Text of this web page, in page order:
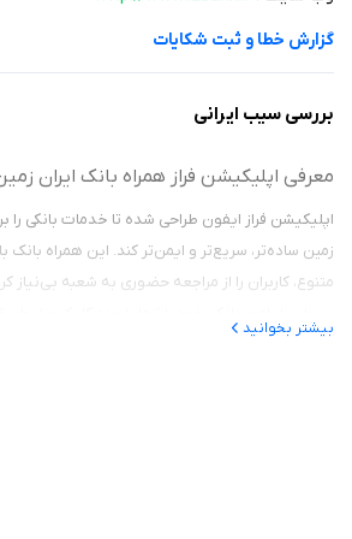
منوهای بانکی قابل تنظیم بر اساس نیاز شخصی
صدور کارت بانکی با طراحی‌های متنوع و جذاب
امکان سفارش کارت و دریافت در محل دلخواه
محیط امن با رمزنگاری پیشرفته و پشتیبانی آنلاین
فراز بانک(نئو بانک ایران زمین) یک انتخاب
بانکداری سریع، دیجیتال و بدون دردسر می‌خواهند.
مراجعه حضوری و ارائه خدمات کامل آنلاین، واقعاً
گزارش خطا و ثبت شکایات
بررسی سیب ایرانی
معرفی اپلیکیشن فراز همراه بانک ایران
اپلیکیشن فراز ایفون طراحی شده تا خدمات بانکی را
زمین ساده‌تر، سریع‌تر و ایمن‌تر کند. این همراه بانک
متنوع، کاربران را از مراجعه حضوری به شعبه بی‌نیاز
بیشتر بخوانید